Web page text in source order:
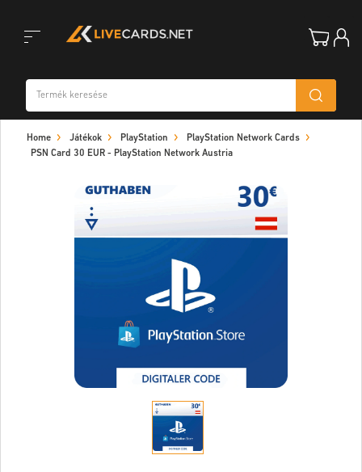
navigation
Home Játékok PlayStation
PlayStation Network Cards
PSN Card 30 EUR - PlayStation Network Austria